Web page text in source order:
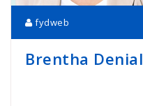
fydweb
Brentha Denial